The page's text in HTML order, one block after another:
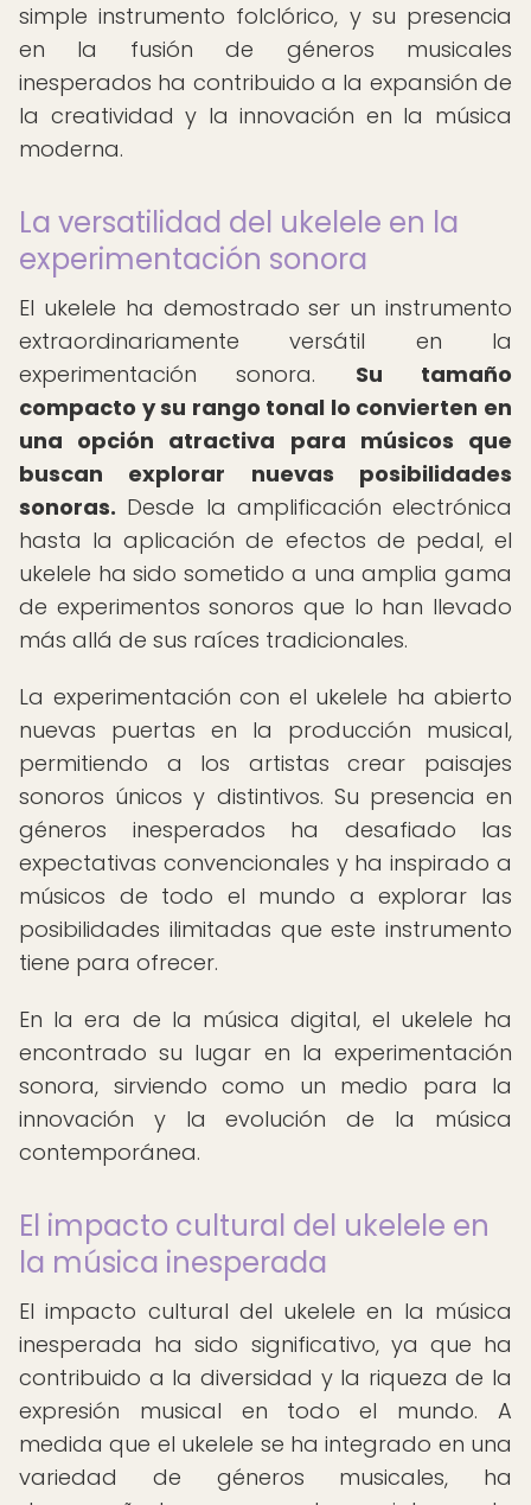
simple instrumento folclórico, y su presencia
en la fusión de géneros musicales
inesperados ha contribuido a la expansión de
la creatividad y la innovación en la música
moderna.
La versatilidad del ukelele en la
experimentación sonora
El ukelele ha demostrado ser un instrumento
extraordinariamente versátil en la
experimentación sonora. Su tamaño
compacto y su rango tonal lo convierten en
una opción atractiva para músicos que
buscan explorar nuevas posibilidades
sonoras. Desde la amplificación electrónica
hasta la aplicación de efectos de pedal, el
ukelele ha sido sometido a una amplia gama
de experimentos sonoros que lo han llevado
más allá de sus raíces tradicionales.
La experimentación con el ukelele ha abierto
nuevas puertas en la producción musical,
permitiendo a los artistas crear paisajes
sonoros únicos y distintivos. Su presencia en
géneros inesperados ha desafiado las
expectativas convencionales y ha inspirado a
músicos de todo el mundo a explorar las
posibilidades ilimitadas que este instrumento
tiene para ofrecer.
En la era de la música digital, el ukelele ha
encontrado su lugar en la experimentación
sonora, sirviendo como un medio para la
innovación y la evolución de la música
contemporánea.
El impacto cultural del ukelele en
la música inesperada
El impacto cultural del ukelele en la música
inesperada ha sido significativo, ya que ha
contribuido a la diversidad y la riqueza de la
expresión musical en todo el mundo. A
medida que el ukelele se ha integrado en una
variedad de géneros musicales, ha